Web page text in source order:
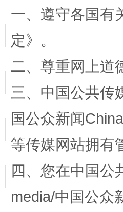
一、遵守各国有
定》。
二、尊重网上道
三、中国公共传
国公众新闻
等传媒网站拥有
四、您在中国公
media/中国公众